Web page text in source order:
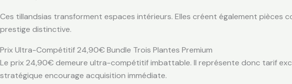
Ces tillandsias transforment espaces intérieurs. Elles créent également pièces
prestige distinctive.
Prix Ultra-Compétitif 24,90€ Bundle Trois Plantes Premium
Le prix 24,90€ demeure ultra-compétitif imbattable. Il représente donc tarif
stratégique encourage acquisition immédiate.